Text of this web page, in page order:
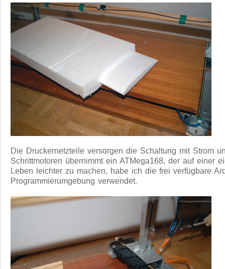
Die Druckernetzteile versorgen die Schaltung mit Strom
Schrittmotoren übernimmt ein ATMega168, der auf einer
Leben leichter zu machen, habe ich die frei verfügbare
Programmierumgebung verwendet.